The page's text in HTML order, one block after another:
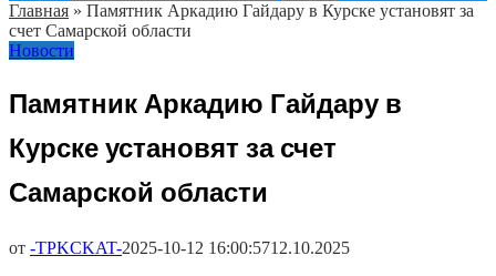
Главная » Памятник Аркадию Гайдару в Курске установят за
счет Самарской области
Новости
Памятник Аркадию Гайдару в
Курске установят за счет
Самарской области
от -TPKCKAT-2025-10-12 16:00:5712.10.2025